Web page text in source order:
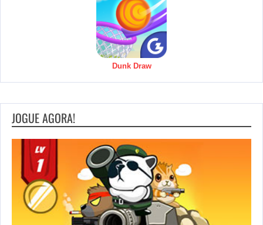
Dunk Draw
JOGUE AGORA!